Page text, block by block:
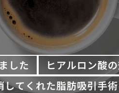
した
ヒアルロン酸
てくれた脂肪吸引手術